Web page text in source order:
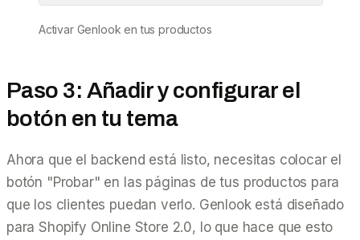
Activar Genlook en tus productos
Paso 3: Añadir y configurar el
botón en tu tema
Ahora que el backend está listo, necesitas colocar el
botón "Probar" en las páginas de tus productos para
que los clientes puedan verlo. Genlook está diseñado
para Shopify Online Store 2.0, lo que hace que esto